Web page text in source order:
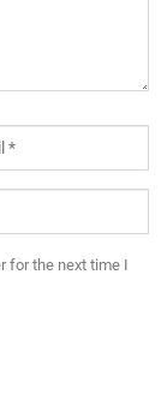
for the next time I